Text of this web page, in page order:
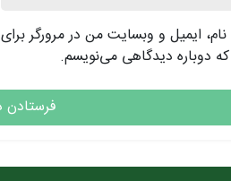
ایمیل و وبسایت من در مرورگر برای
دوباره دیدگاهی می‌نویسم.